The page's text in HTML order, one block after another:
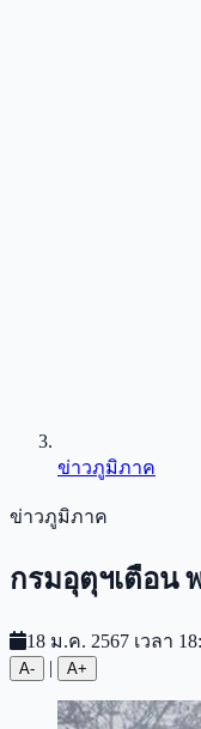
ข่าวภูมิภาค
ข่าวภูมิภาค
กรมอุตุฯเตือน
18 ม.ค. 2567 เวลา
A- | A+